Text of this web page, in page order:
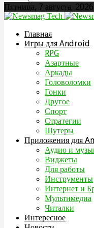
Пятница, 7 августа, 2026
Главная
Игры для Android
RPG
Азартные
Аркады
Головоломки
Гонки
Другое
Спорт
Стратегии
Шутеры
Приложения для
Аудио и
Виджеты
Для работы
Инструменты
Интернет и
Мультимедиа
Читалки
Интересное